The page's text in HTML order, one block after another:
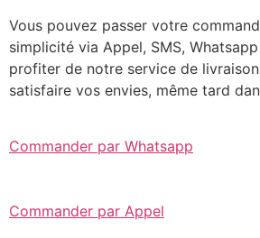
Vous pouvez passer votre
simplicité via Appel, SMS,
profiter de notre service de
satisfaire vos envies, même tard
Commander par Whatsapp
Commander par Appel